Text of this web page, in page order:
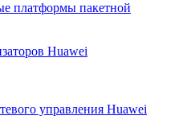
платформы пакетной
Huawei
управления Huawei